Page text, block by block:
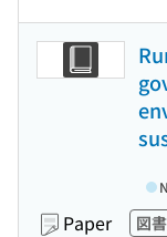
Paper 図書